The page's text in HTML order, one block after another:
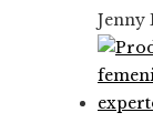
Jenny